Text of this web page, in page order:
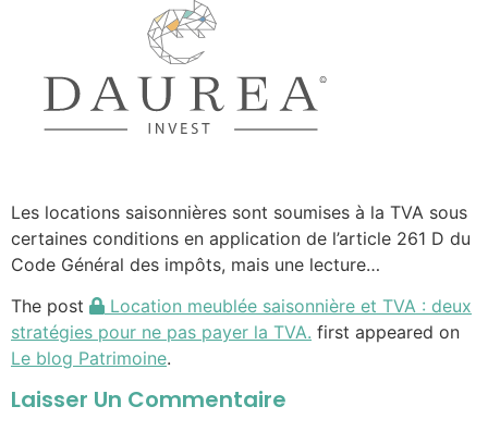
Les locations saisonnières sont soumises à la TVA sous
certaines conditions en application de l’article 261 D du
Code Général des impôts, mais une lecture…
The post
Location meublée saisonnière et TVA : deux
stratégies pour ne pas payer la TVA. first appeared on
Le blog Patrimoine.
Laisser Un Commentaire